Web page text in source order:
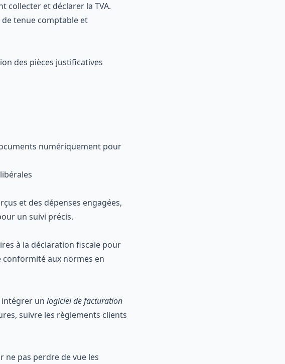
collecter et déclarer la TVA.
tenue comptable et
des pièces justificatives
numériquement pour
et des dépenses engagées,
un suivi précis.
à la déclaration fiscale pour
conformité aux normes en
intégrer un logiciel de facturation
suivre les règlements clients
ne pas perdre de vue les